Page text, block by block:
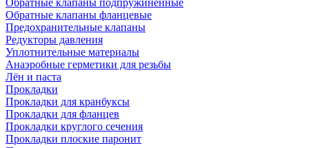
Обратные клапаны фланцевые
Предохранительные клапаны
Редукторы давления
Уплотнительные материалы
Анаэробные герметики для резьбы
Лён и паста
Прокладки
Прокладки для кранбуксы
Прокладки для фланцев
Прокладки круглого сечения
Прокладки плоские паронит